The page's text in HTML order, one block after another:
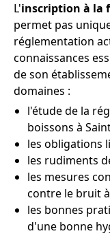
L'inscription à la
permet pas
réglementation
connaissances
de son
domaines :
l'étude de la
boissons à
les obligations
les rudiments
les mesures
contre le bruit
les bonnes
d'une bonne